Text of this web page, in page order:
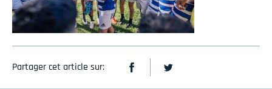
Partager cet article sur: